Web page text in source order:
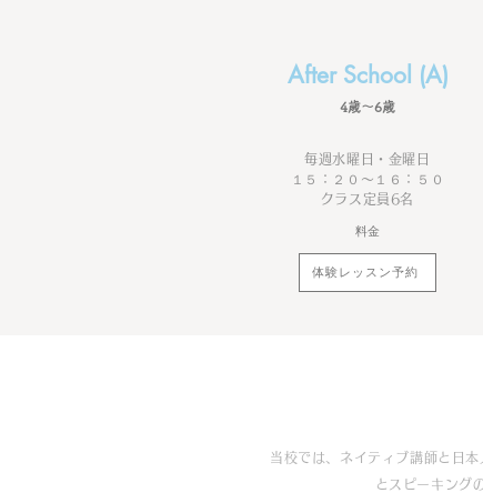
After School (A)
​4歳〜6歳
毎週水曜日・金曜日
１５：２０～１６：５０
クラス定員6名
料金
体験レッスン予約
当校では、ネイティブ講師と日
とスピーキング